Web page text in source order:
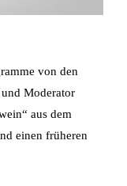
von den
Moderator
aus dem
einen früheren